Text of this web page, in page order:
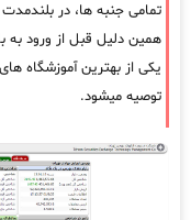
تمامی جنبه ها، در بلندمدت
همین دلیل قبل از ورود به
یکی از بهترین آموزشگاه
توصیه میشود.